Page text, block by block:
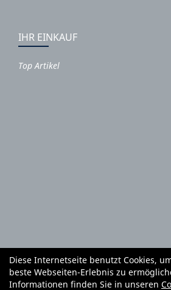
IHR EINKAUF
Top Artikel
Autoteile und Zubehör E-
Fahrradzubehör
Fahrradteile
Diese Internetseite benutzt Cookies,
beste Webseiten-Erlebnis zu
Informationen finden Sie in unseren